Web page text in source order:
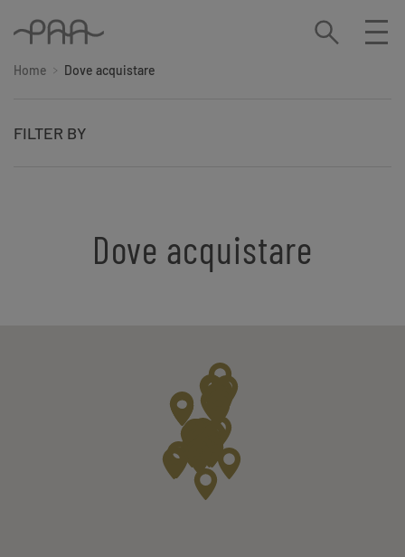
Home Dove acquistare
FILTER BY
Dove acquistare